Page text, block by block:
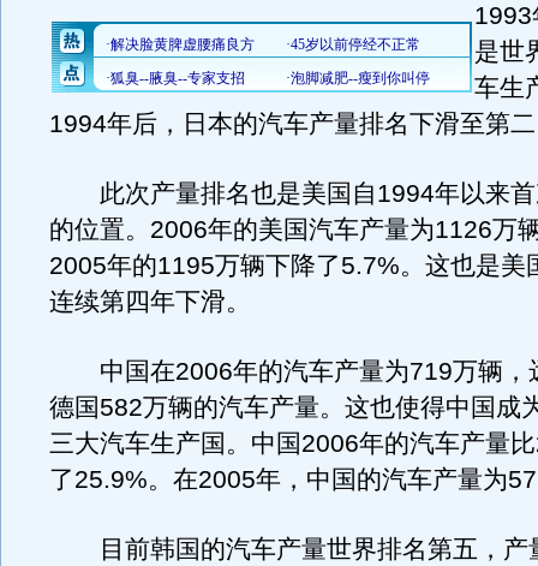
1993
是世
车生
1994年后，日本的汽车产量排名下滑至第
此次产量排名也是美国自1994年以来首
的位置。2006年的美国汽车产量为1126万
2005年的1195万辆下降了5.7%。这也是美
连续第四年下滑。
中国在2006年的汽车产量为719万辆，
德国582万辆的汽车产量。这也使得中国成
三大汽车生产国。中国2006年的汽车产量
了25.9%。在2005年，中国的汽车产量为
目前韩国的汽车产量世界排名第五，产